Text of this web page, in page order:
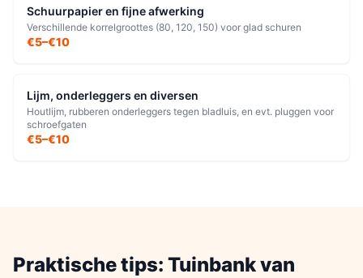
Schuurpapier en fijne afwerking
Verschillende korrelgroottes (80, 120, 150) voor glad schuren
€5–€10
Lijm, onderleggers en diversen
Houtlijm, rubberen onderleggers tegen bladluis, en evt. pluggen voor
schroefgaten
€5–€10
Praktische tips: Tuinbankvan